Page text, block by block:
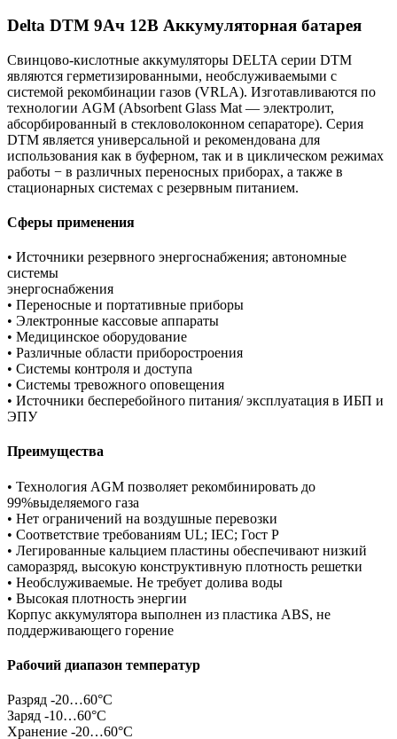
Delta DTM 9Ач 12В Аккумуляторная батарея
Свинцово-кислотные аккумуляторы DELTA серии DTM
являются герметизированными, необслуживаемыми с
системой рекомбинации газов (VRLA). Изготавливаются по
технологии AGM (Absorbent Glass Mat — электролит,
абсорбированный в стекловолоконном сепараторе). Серия
DTM является универсальной и рекомендована для
использования как в буферном, так и в циклическом режимах
работы − в различных переносных приборах, а также в
стационарных системах с резервным питанием.
Сферы применения
• Источники резервного энергоснабжения; автономные
системы
энергоснабжения
• Переносные и портативные приборы
• Электронные кассовые аппараты
• Медицинское оборудование
• Различные области приборостроения
• Системы контроля и доступа
• Системы тревожного оповещения
• Источники бесперебойного питания/ эксплуатация в ИБП и
ЭПУ
Преимущества
• Технология AGM позволяет рекомбинировать до
99%выделяемого газа
• Нет ограничений на воздушные перевозки
• Соответствие требованиям UL; IEC; Гост Р
• Легированные кальцием пластины обеспечивают низкий
саморазряд, высокую конструктивную плотность решетки
• Необслуживаемые. Не требует долива воды
• Высокая плотность энергии
Корпус аккумулятора выполнен из пластика ABS, не
поддерживающего горение
Рабочий диапазон температур
Разряд -20…60°C
Заряд -10…60°C
Хранение -20…60°C